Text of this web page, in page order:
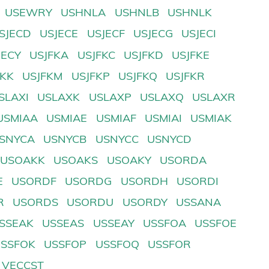
USEWRY USHNLA USHNLB
USHNLK
USJECE USJECF USJECG
USJECI
USJFKA USJFKC USJFKD
USJFKE
USJFKM USJFKP USJFKQ
USJFKR
USLAXK USLAXP USLAXQ
USLAXR
USMIAE USMIAF USMIAI
USMIAK
USNYCB USNYCC
USNYCD
USOAKK
USOAKS USOAKY
USORDA
USORDF USORDG USORDH
USORDI
USORDS USORDU USORDY
USSANA
USSEAS USSEAY USSFOA
USSFOE
USSFOP USSFOQ
USSFOR
VECCST